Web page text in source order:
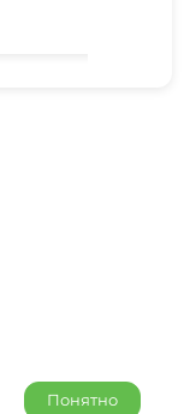
Понятно